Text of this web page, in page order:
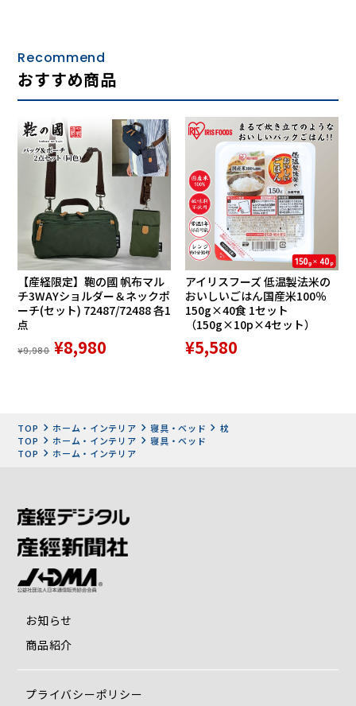
Recommend
おすすめ商品
【産経限定】鞄の國 帆布マル
チ3WAYショルダー＆ネックポ
ーチ(セット) 72487/72488 各1
点
¥9,980 ¥8,980
アイリスフーズ 低温製法米の
おいしいごはん国産米100％
150g×40食 1セット
（150g×10p×4セット）
¥5,580
TOP ホーム・インテリア 寝具・ベッド
枕
TOP
ホーム・インテリア
寝具・ベッド
TOP
ホーム・インテリア
お知らせ
商品紹介
プライバシーポリシー